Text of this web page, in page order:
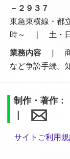
－２９３７
東急東横線・
時～ ｜ 土・
業務内容 ｜ 商
など争訟手続。
制作・著
サイトご利用規